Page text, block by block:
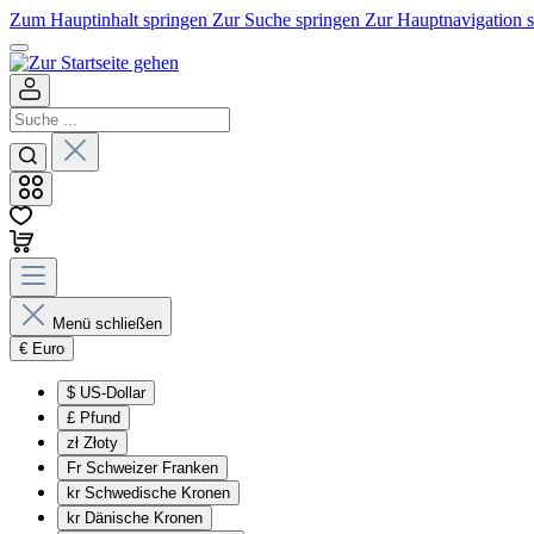
Zum Hauptinhalt springen Zur Suche springen Zur Hauptnavigation
Menü schließen
€ Euro
$ US-Dollar
£ Pfund
zł Złoty
Fr Schweizer Franken
kr Schwedische Kronen
kr Dänische Kronen